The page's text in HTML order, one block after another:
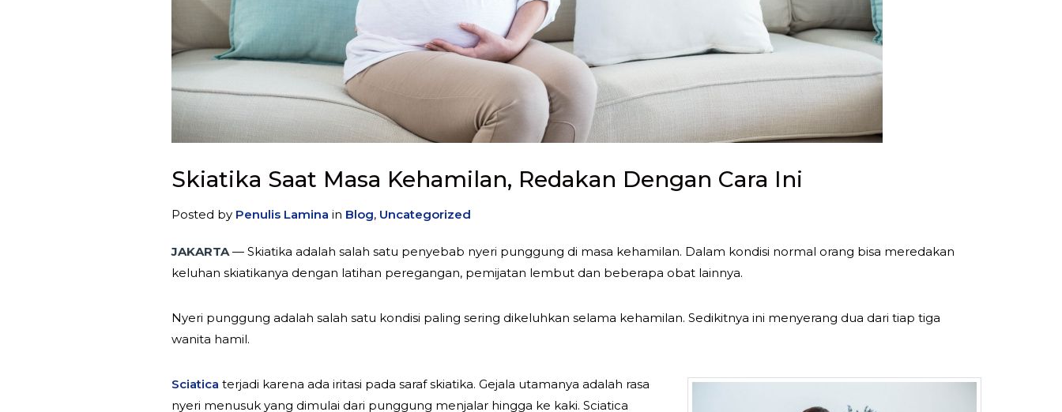
Skiatika Saat Masa Kehamilan, Redakan Dengan Cara Ini
Posted by Penulis Lamina in Blog, Uncategorized
JAKARTA— Skiatika adalah salah satu penyebab nyeri punggung di masa kehamilan. Dalam kondisi normal orang bisa meredakan
keluhan skiatikanya dengan latihan peregangan, pemijatan lembut dan beberapa obat lainnya.
Nyeri punggung adalah salah satu kondisi paling sering dikeluhkan selama kehamilan. Sedikitnya ini menyerang dua dari tiap tiga
wanita hamil.
Sciatica terjadi karena ada iritasi pada saraf skiatika. Gejala utamanya adalah rasa
nyeri menusuk yang dimulai dari punggung menjalar hingga ke kaki. Sciatica